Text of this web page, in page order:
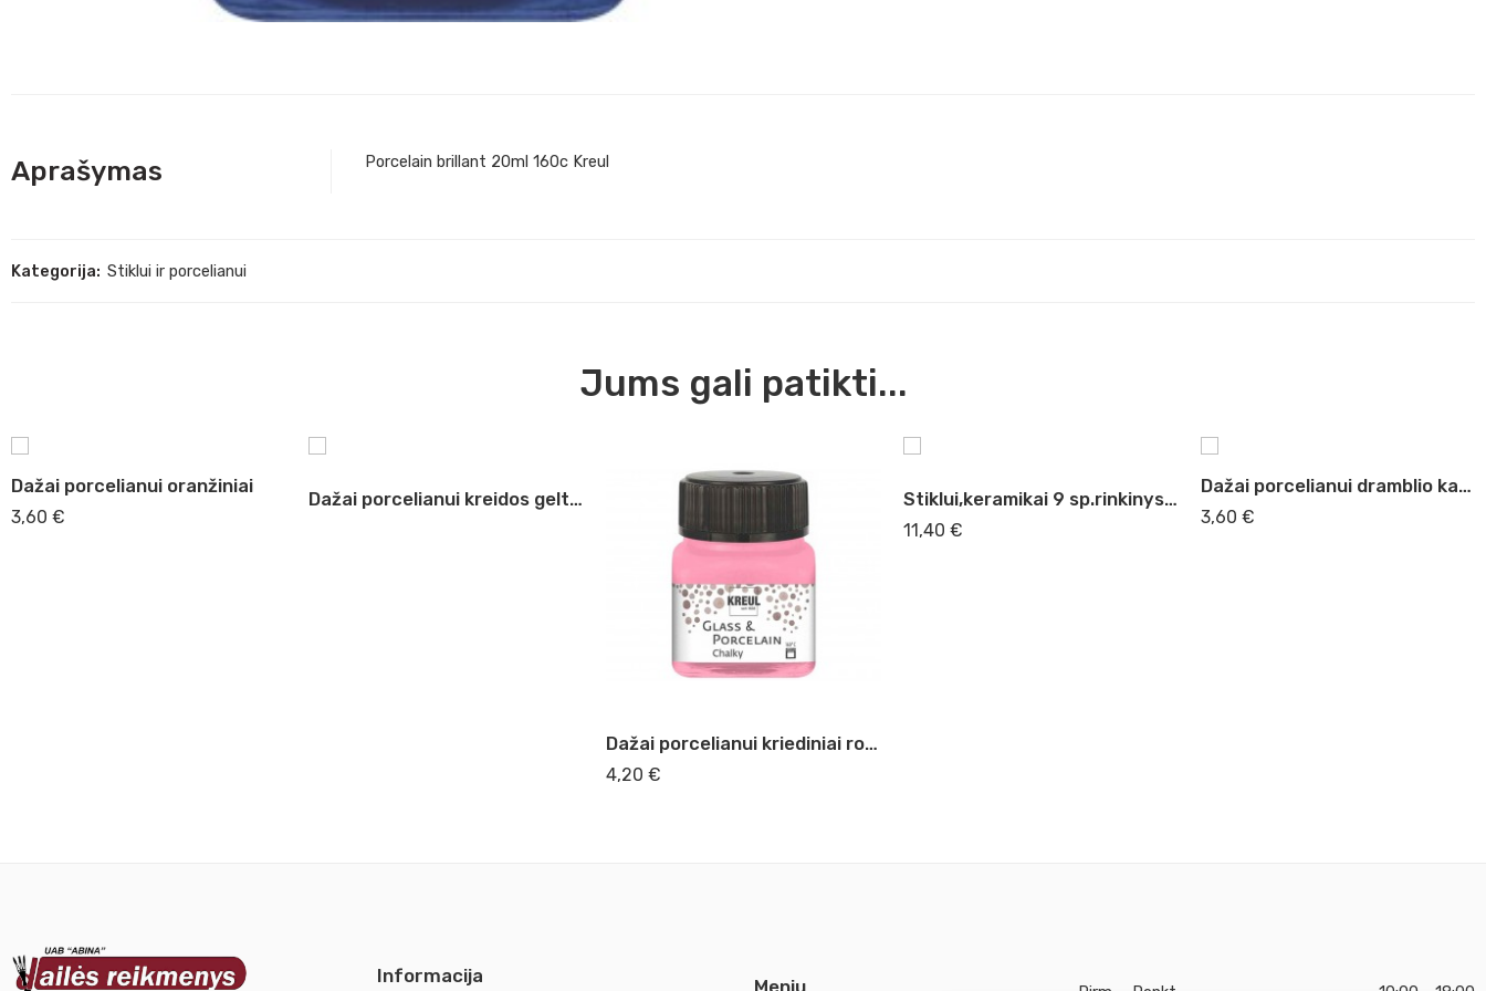
Aprašymas Porcelain brillant 20ml 160c Kreul
Kategorija: Stiklui ir porcelianui
Jums gali patikti...
Dažai porcelianui oranžiniai
3,60 €
Dažai porcelianui kreidos geltonumo
Dažai porcelianui kriediniai rožiniai
4,20 €
Stiklui,keramikai 9 sp.rinkinys Decola
11,40 €
Dažai porcelianui dramblio kaulo
3,60 €
Informacija Meniu